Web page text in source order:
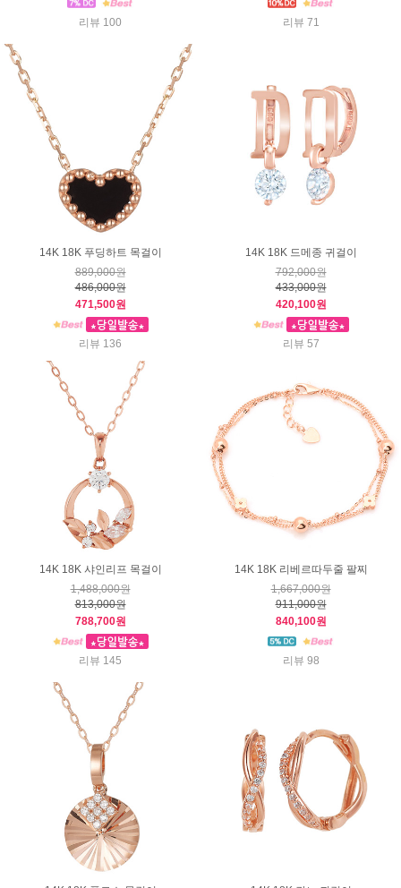
리뷰 100 리뷰 71
14K 18K 푸딩하트 목걸이
889,000원
486,000원
471,500원
리뷰 136
14K 18K 드메종 귀걸이
792,000원
433,000원
420,100원
리뷰 57
14K 18K 샤인리프 목걸이
1,488,000원
813,000원
788,700원
리뷰 145
14K 18K 리베르따두줄 팔찌
1,667,000원
911,000원
840,100원
리뷰 98